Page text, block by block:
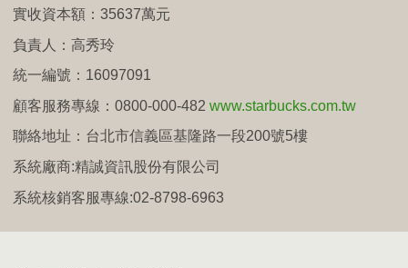
實收資本額：35637萬元
負責人：高秀玲
統一編號：16097091
顧客服務專線：0800-000-482www.starbucks.com.tw
聯絡地址：台北市信義區基隆路一段200號5樓
系統廠商:精誠資訊股份有限公司
系統核銷客服專線:02-8798-6963